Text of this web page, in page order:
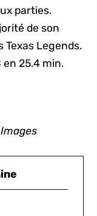
parties.
de son
Texas Legends.
en 25.4 min.